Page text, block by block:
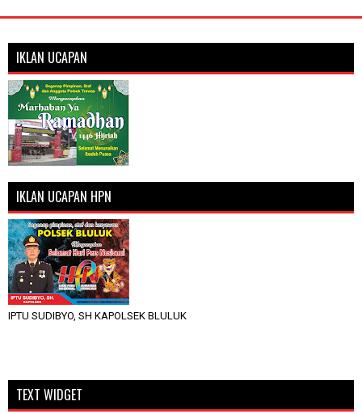
IKLAN UCAPAN
IKLAN UCAPAN HPN
IPTU SUDIBYO, SH KAPOLSEK BLULUK
TEXT WIDGET